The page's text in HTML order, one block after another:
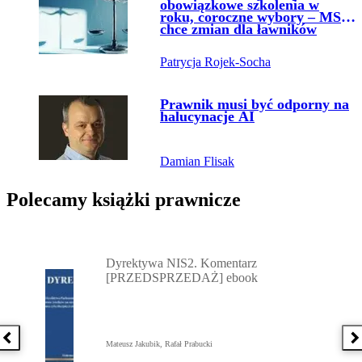
obowiązkowe szkolenia w
roku, coroczne wybory – MS
chce zmian dla ławników
Patrycja Rojek-Socha
Przejdź do artykułu:
Prawnik musi być odporny na
halucynacje AI
Damian Flisak
Polecamy książki prawnicze
Poprzednia książka
Dyrektywa NIS2. Komentarz
[PRZEDSPRZEDAŻ] ebook
Mateusz Jakubik, Rafał Prabucki